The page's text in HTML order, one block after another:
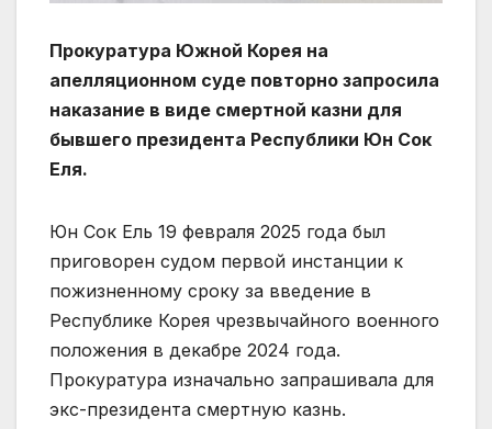
Прокуратура Южной Корея на
апелляционном суде повторно запросила
наказание в виде смертной казни для
бывшего президента Республики Юн Сок
Еля.
Юн Сок Ель 19 февраля 2025 года был
приговорен судом первой инстанции к
пожизненному сроку за введение в
Республике Корея чрезвычайного военного
положения в декабре 2024 года.
Прокуратура изначально запрашивала для
экс-президента смертную казнь.